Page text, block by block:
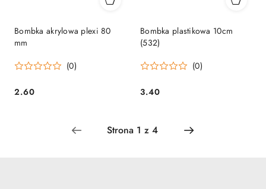
Bombka akrylowa plexi 80
mm
(0)
Cena:
2.60
Bombka plastikowa 10cm
(532)
(0)
Cena:
3.40